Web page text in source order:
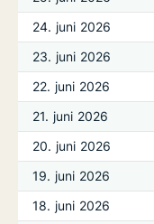
24. juni 2026
23. juni 2026
22. juni 2026
21. juni 2026
20. juni 2026
19. juni 2026
18. juni 2026